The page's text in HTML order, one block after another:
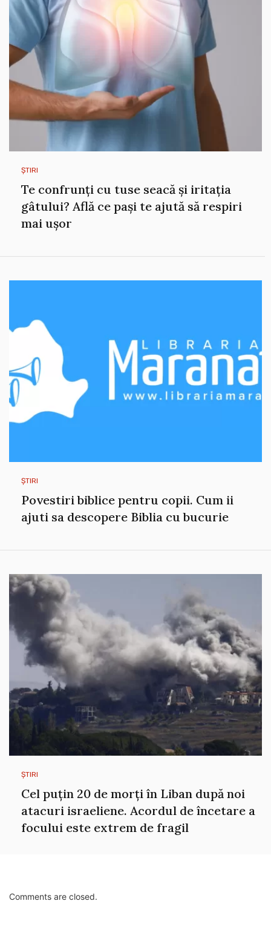
ȘTIRI
Te confrunți cu tuse seacă și iritația
gâtului? Află ce pași te ajută să respiri
mai ușor
ȘTIRI
Povestiri biblice pentru copii. Cum ii
ajuti sa descopere Biblia cu bucurie
ȘTIRI
Cel puțin 20 de morți în Liban după noi
atacuri israeliene. Acordul de încetare a
focului este extrem de fragil
Comments are closed.